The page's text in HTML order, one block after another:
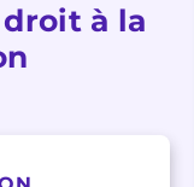
à la